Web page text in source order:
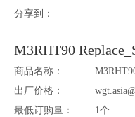
分享到：
M3RHT90
商品名称：
出厂价格：
最低订购量：
1个